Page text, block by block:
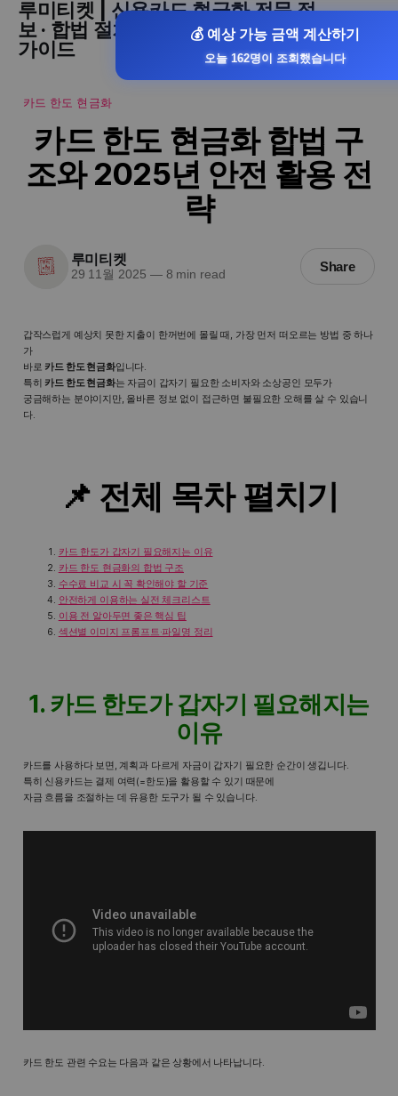
루미티켓 | 신용카드 현금화 전문 정
보 · 합법 절차 · 승인률 높은 현금화
가이드
카드 한도 현금화
카드 한도 현금화 합법 구
조와 2025년 안전 활용 전
략
루미티켓
29 11월 2025 —8 min read
Share
갑작스럽게 예상치 못한 지출이 한꺼번에 몰릴 때, 가장 먼저 떠오르는 방법 중 하나
가
바로 카드 한도 현금화입니다.
특히 카드 한도 현금화는 자금이 갑자기 필요한 소비자와 소상공인 모두가
궁금해하는 분야이지만, 올바른 정보 없이 접근하면 불필요한 오해를 살 수 있습니
다.
📌 전체 목차 펼치기
카드 한도가 갑자기 필요해지는 이유
카드 한도 현금화의 합법 구조
수수료 비교 시 꼭 확인해야 할 기준
안전하게 이용하는 실전 체크리스트
이용 전 알아두면 좋은 핵심 팁
섹션별 이미지 프롬프트·파일명 정리
1. 카드 한도가 갑자기 필요해지는
이유
카드를 사용하다 보면, 계획과 다르게 자금이 갑자기 필요한 순간이 생깁니다.
특히 신용카드는 결제 여력(=한도)을 활용할 수 있기 때문에
자금 흐름을 조절하는 데 유용한 도구가 될 수 있습니다.
카드 한도 관련 수요는 다음과 같은 상황에서 나타납니다.
💰 예상 가능 금액 계산하기
오늘 162명이 조회했습니다